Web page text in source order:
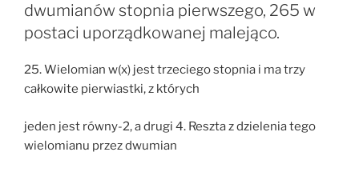
dwumianów stopnia pierwszego, 265 w
postaci uporządkowanej malejąco.
25. Wielomian w(x) jest trzeciego stopnia i ma trzy
całkowite pierwiastki, z których
jeden jest równy-2, a drugi 4. Reszta z dzielenia tego
wielomianu przez dwumian